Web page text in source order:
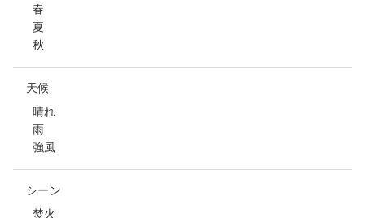
春
夏
秋
天候
晴れ
雨
強風
シーン
焚火